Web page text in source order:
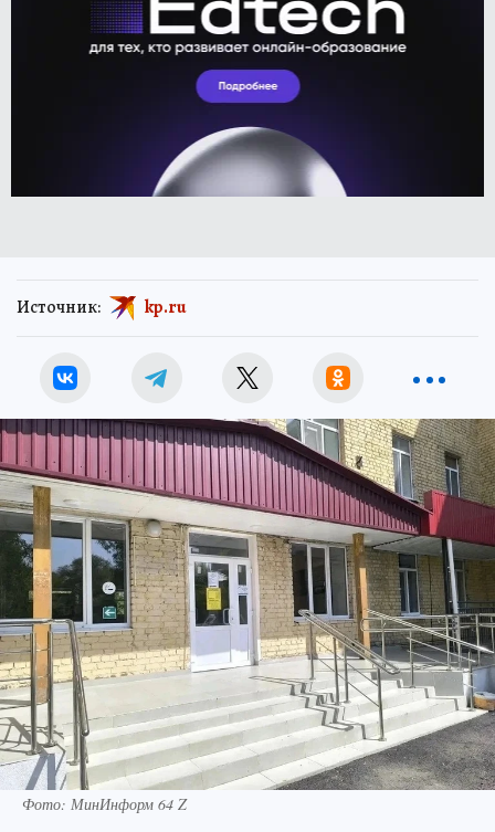
Источник: kp.ru
Фото: МинИнформ 64 Z